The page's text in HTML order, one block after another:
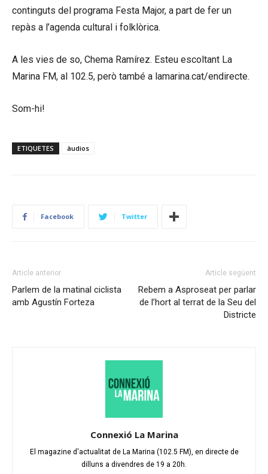
continguts del programa Festa Major, a part de fer un
repàs a l’agenda cultural i folklòrica.
A les vies de so, Chema Ramírez. Esteu escoltant La
Marina FM, al 102.5, però també a lamarina.cat/endirecte.
Som-hi!
ETIQUETES àudios
Facebook Twitter
Article anterior
Parlem de la matinal ciclista
amb Agustín Forteza
Article següent
Rebem a Asproseat per parlar
de l’hort al terrat de la Seu del
Districte
Connexió La Marina
El magazine d'actualitat de La Marina (102.5 FM), en directe de
dilluns a divendres de 19 a 20h.